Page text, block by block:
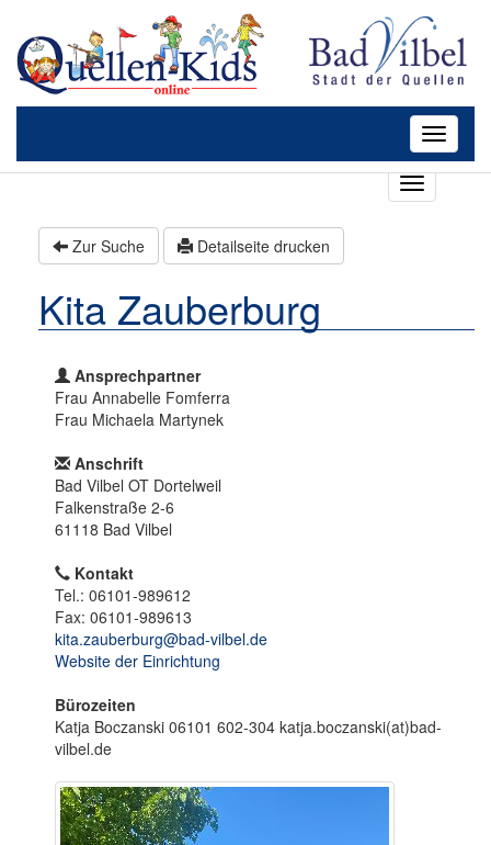
Toggle
Zur Suche Detailseite drucken
Kita Zauberburg
Ansprechpartner
Frau Annabelle Fomferra
Frau Michaela Martynek
Anschrift
Bad Vilbel OT Dortelweil
Falkenstraße 2-6
61118 Bad Vilbel
Kontakt
Tel.: 06101-989612
Fax: 06101-989613
kita.zauberburg@bad-vilbel.de
Website der Einrichtung
Bürozeiten
Katja Boczanski 06101 602-304 katja.boczanski(at)bad-
vilbel.de
T
o